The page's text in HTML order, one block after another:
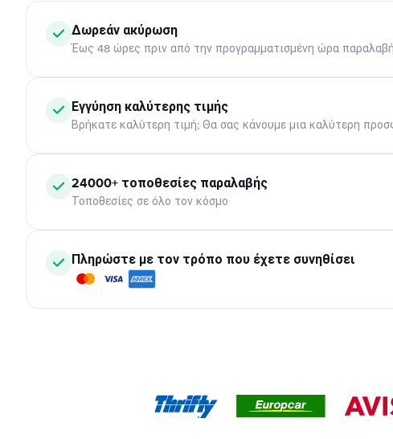
Δωρεάν ακύρωση
Έως 48 ώρες πριν από την προγραμματισμένη ώρα
Εγγύηση καλύτερης τιμής
Βρήκατε καλύτερη τιμή; Θα σας κάνουμε μια καλύτερη
24000+ τοποθεσίες παραλαβής
Τοποθεσίες σε όλο τον κόσμο
Πληρώστε με τον τρόπο που έχετε συνηθίσει